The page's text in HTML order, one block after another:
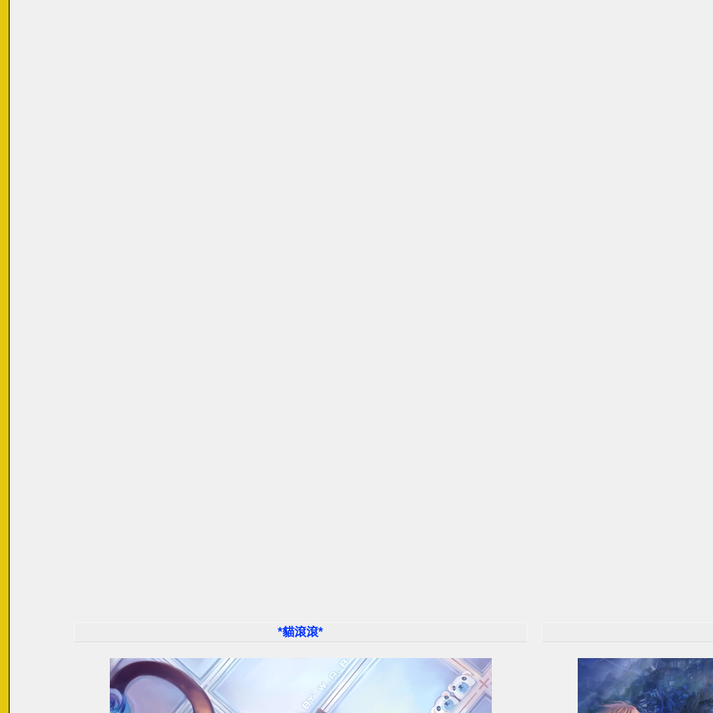
*貓滾滾*